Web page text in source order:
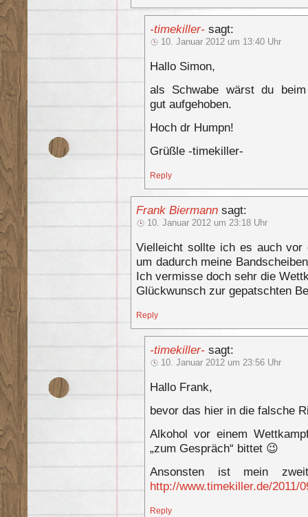
-timekiller- sagt:
10. Januar 2012 um 13:40 Uhr
Hallo Simon,
als Schwabe wärst du
gut aufgehoben.
Hoch dr Humpn!
Grüßle -timekiller-
Reply
Frank Biermann sagt:
10. Januar 2012 um 23:18 Uhr
Vielleicht sollte ich es auch vor
um dadurch meine
Ich vermisse doch sehr die
Glückwunsch zur gepatschten
Reply
-timekiller- sagt:
10. Januar 2012 um 23:56 Uhr
Hallo Frank,
bevor das hier in die falsche
Alkohol vor einem
„zum Gespräch“ bittet 😉
Ansonsten ist mein
http://www.timekiller.de/2011/
Reply